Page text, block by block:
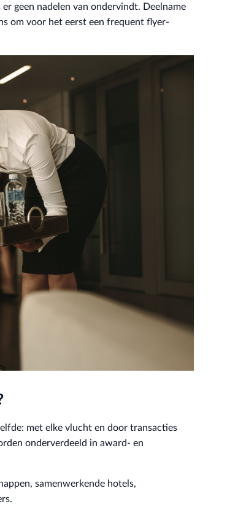
geen nadelen van ondervindt. Deelname
om voor het eerst een frequent flyer-
met elke vlucht en door transacties
onderverdeeld in award- en
samenwerkende hotels,